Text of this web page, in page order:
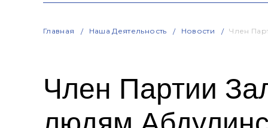
Главная Наша Деятельность Новости Член
Член Партии